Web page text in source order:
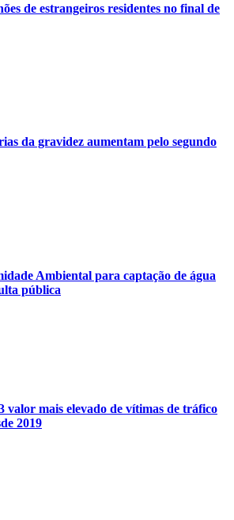
de estrangeiros residentes no final de
da gravidez aumentam pelo segundo
Ambiental para captação de água
pública
valor mais elevado de vítimas de tráfico
2019